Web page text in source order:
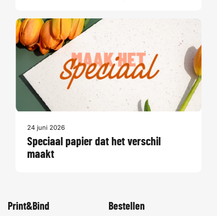
24 juni 2026
Speciaal papier dat het verschil
maakt
Print&Bind Bestellen